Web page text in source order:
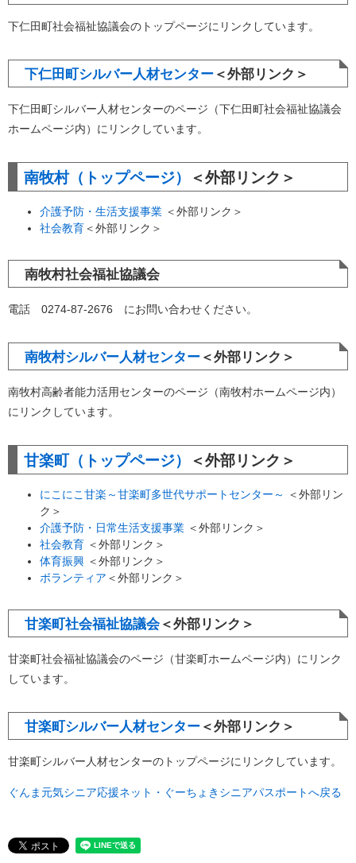
下仁田町社会福祉協議会のトップページにリンクしています。
下仁田町シルバー人材センター ＜外部リンク＞
下仁田町シルバー人材センターのページ（下仁田町社会福祉協議会
ホームページ内）にリンクしています。
南牧村（トップページ） ＜外部リンク＞
介護予防・生活支援事業 ＜外部リンク＞
社会教育＜外部リンク＞
南牧村社会福祉協議会
電話 0274-87-2676 にお問い合わせください。
南牧村シルバー人材センター ＜外部リンク＞
南牧村高齢者能力活用センターのページ（南牧村ホームページ内）
にリンクしています。
甘楽町（トップページ） ＜外部リンク＞
にこにこ甘楽～甘楽町多世代サポートセンター～
＜外部リン
ク＞
介護予防・日常生活支援事業 ＜外部リンク＞
社会教育 ＜外部リンク＞
体育振興 ＜外部リンク＞
ボランティア ＜外部リンク＞
甘楽町社会福祉協議会 ＜外部リンク＞
甘楽町社会福祉協議会のページ（甘楽町ホームページ内）にリンク
しています。
甘楽町シルバー人材センター ＜外部リンク＞
甘楽町シルバー人材センターのトップページにリンクしています。
ぐんま元気シニア応援ネット・ぐーちょきシニアパスポートへ戻る